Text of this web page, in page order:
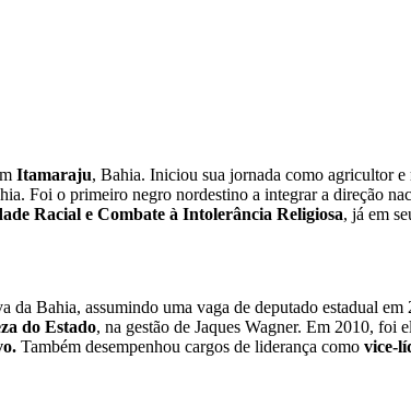
Itamaraju, Bahia. Iniciou sua jornada como agricultor
Foi o primeiro negro nordestino a integrar a direção
Racial e Combate à Intolerância Religiosa, já em
Bahia, assumindo uma vaga de deputado estadual
do Estado, na gestão de Jaques Wagner. Em 2010, foi
Também desempenhou cargos de liderança como vice-